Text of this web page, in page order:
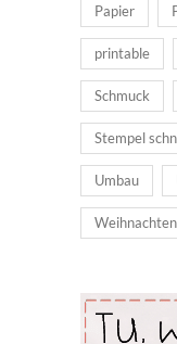
Papier
printable
Schmuck
Stempel
Umbau
Weihnachten